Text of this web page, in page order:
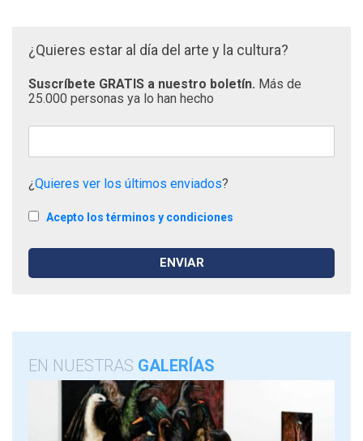
¿Quieres estar al día del arte y la cultura?
Suscríbete GRATIS a nuestro boletín. Más de
25.000 personas ya lo han hecho
¿Quieres ver los últimos enviados?
Acepto los términos y condiciones
EN NUESTRAS GALERÍAS